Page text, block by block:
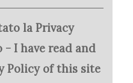
la Privacy
I have read and
Policy of this site